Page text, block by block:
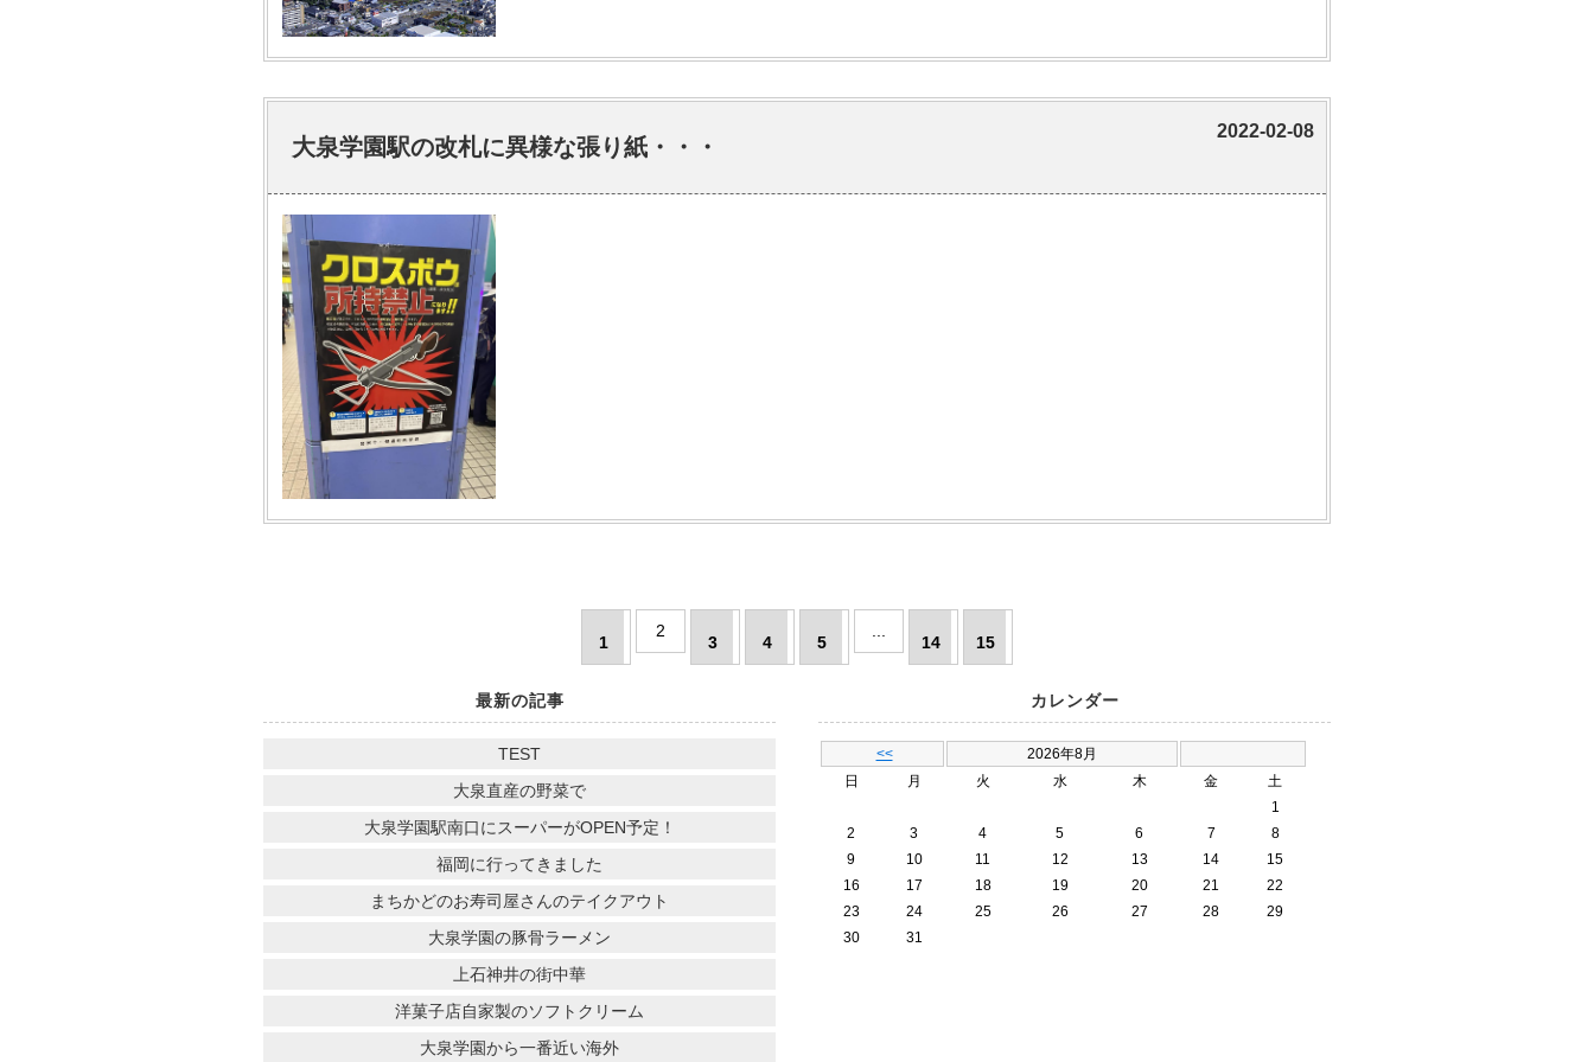
大泉学園駅の改札に異様な張り紙・・・
2022-02-08
1
2
3 4 5
...
14 15
最新の記事
TEST
大泉直産の野菜で
大泉学園駅南口にスーパーがOPEN予定！
福岡に行ってきました
まちかどのお寿司屋さんのテイクアウト
大泉学園の豚骨ラーメン
上石神井の街中華
洋菓子店自家製のソフトクリーム
大泉学園から一番近い海外
カレンダー
<<
2026年8月
日
月 火 水 木 金
土
1
2
3 4 5 6 7
8
9
10 11 12 13 14
15
16
17 18 19 20 21
22
23
24 25 26 27 28
29
30
31